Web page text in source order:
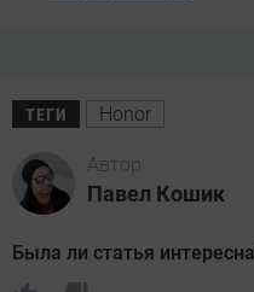
ТЕГИ Honor
Автор
Павел Кошик
Была ли статья